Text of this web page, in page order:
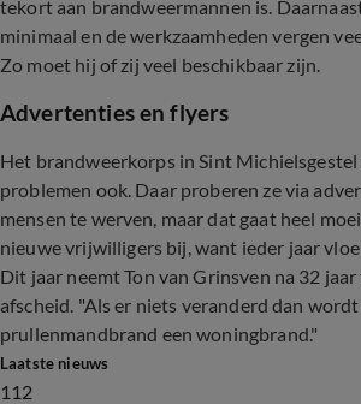
tekort aan brandweermannen is.
minimaal en de werkzaamheden vergen
Zo moet hij of zij veel beschikbaar zijn.
Advertenties en flyers
Het brandweerkorps in Sint
problemen ook. Daar proberen ze via
mensen te werven, maar dat gaat heel
nieuwe vrijwilligers bij, want ieder jaar
Dit jaar neemt Ton van Grinsven na 32
afscheid. "Als er niets veranderd dan wordt
prullenmandbrand een woningbrand."
Laatste nieuws
112